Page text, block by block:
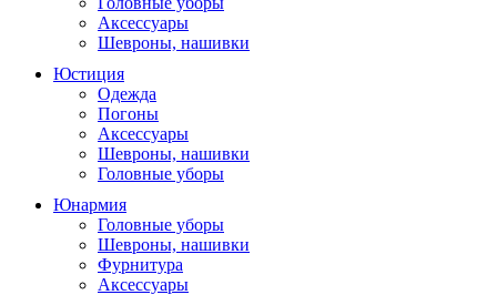
Аксессуары
Шевроны, нашивки
Юстиция
Одежда
Погоны
Аксессуары
Шевроны, нашивки
Головные уборы
Юнармия
Головные уборы
Шевроны, нашивки
Фурнитура
Аксессуары